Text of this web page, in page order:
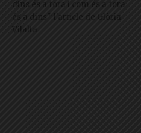
dins és a fora i com és a fora
és a dins": l'article de Glòria
Vilalta